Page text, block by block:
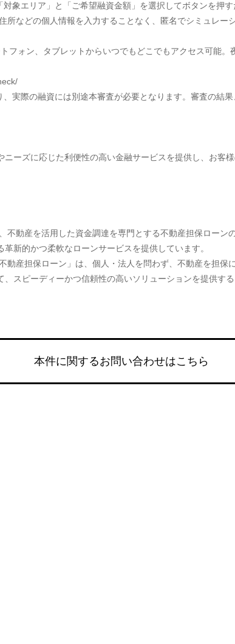
象エリア」と「ご希望融資金額」を選択してボタンを押
所などの個人情報を入力することなく、匿名でシミュレー
フォン、タブレットからいつでもどこでもアクセス可能
実際の融資には別途本審査が必要となります。審査の結
ーズに応じた利便性の高い金融サービスを提供し、お客
不動産を活用した資金調達を専門とする不動産担保ロー
新的かつ柔軟なローンサービスを提供しています。
動産担保ローン」は、個人・法人を問わず、不動産を担
スピーディーかつ信頼性の高いソリューションを提供す
本件に関するお問い合わせはこちら